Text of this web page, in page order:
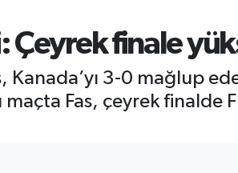
Çeyrek finale
Kanada’yı 3-0 mağlup
maçta Fas, çeyrek finalde